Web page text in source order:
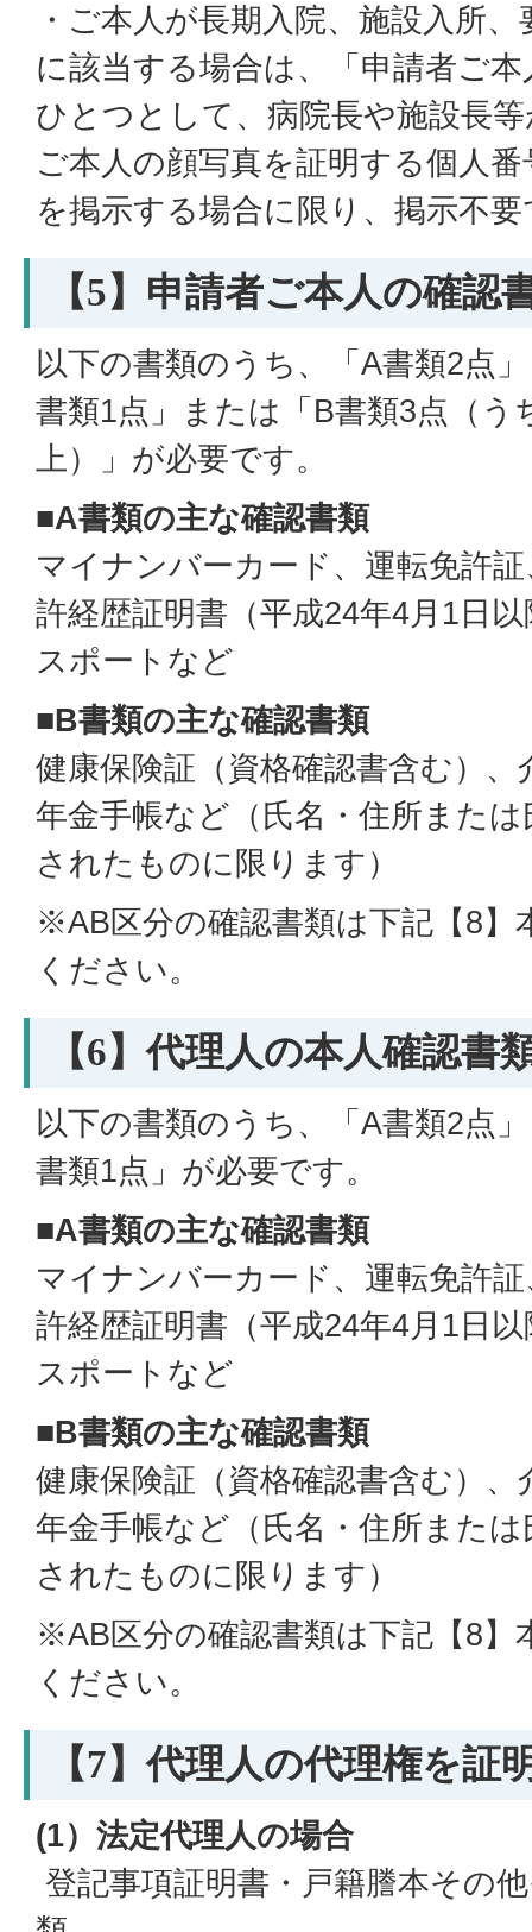
・ご本人が長期入院、施設入所
に該当する場合は、「申請者ご
ひとつとして、病院長や施設長
ご本人の顔写真を証明する個人
を掲示する場合に限り、掲示不
【5】申請者ご本人の確認
以下の書類のうち、「A書類2点
書類1点」または「B書類3点（う
上）」が必要です。
■A書類の主な確認書類
マイナンバーカード、運転免許
許経歴証明書（平成24年4月1日
スポートなど
■B書類の主な確認書類
健康保険証（資格確認書含む）、
年金手帳など（氏名・住所また
されたものに限ります）
※AB区分の確認書類は下記【8】
ください。
【6】代理人の本人確認書
以下の書類のうち、「A書類2点
書類1点」が必要です。
■A書類の主な確認書類
マイナンバーカード、運転免許
許経歴証明書（平成24年4月1日
スポートなど
■B書類の主な確認書類
健康保険証（資格確認書含む）、
年金手帳など（氏名・住所また
されたものに限ります）
※AB区分の確認書類は下記【8】
ください。
【7】代理人の代理権を証
(1）法定代理人の場合
登記事項証明書・戸籍謄本その